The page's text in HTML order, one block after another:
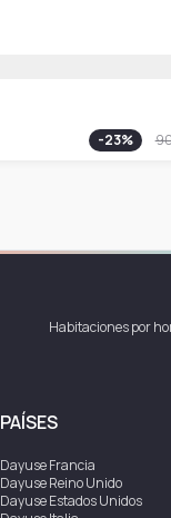
-23%
Habitaciones por
PAÍSES
DayuseFrancia
DayuseReino Unido
DayuseEstados Unidos